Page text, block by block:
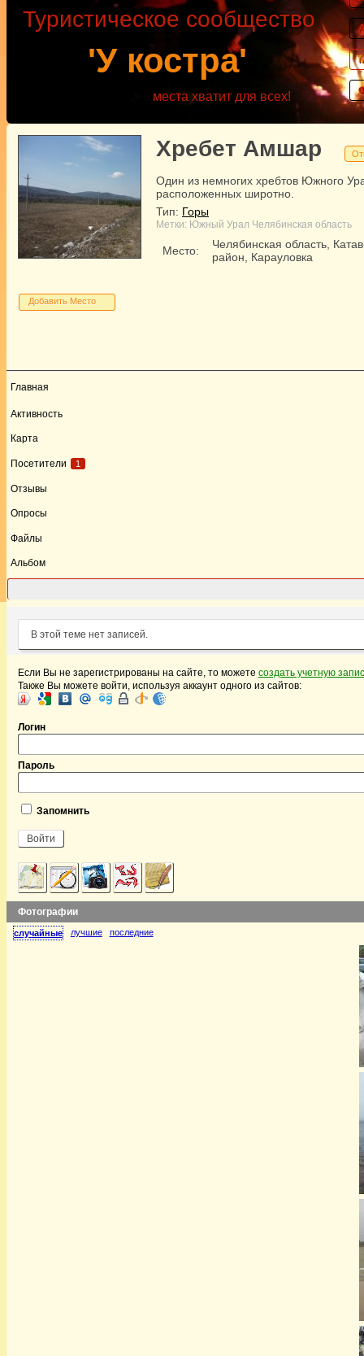
'У костра'
Туристическое сообщество
места хватит для всех!
Хребет Амшар
Один из немногих хребтов Южного
расположенных широтно.
Тип: Горы
Метки: Южный Урал Челябинская область
Место:
Челябинская область,
район, Карауловка
Добавить Место
Главная
Активность
Карта
Посетители 1
Отзывы
Опросы
Файлы
Альбом
В этой теме нет записей.
Если Вы не зарегистрированы на сайте, то можете создать учетную
Также Вы можете войти, используя аккаунт одного из сайтов:
Логин
Пароль
Запомнить
Фотографии
случайные лучшие последние